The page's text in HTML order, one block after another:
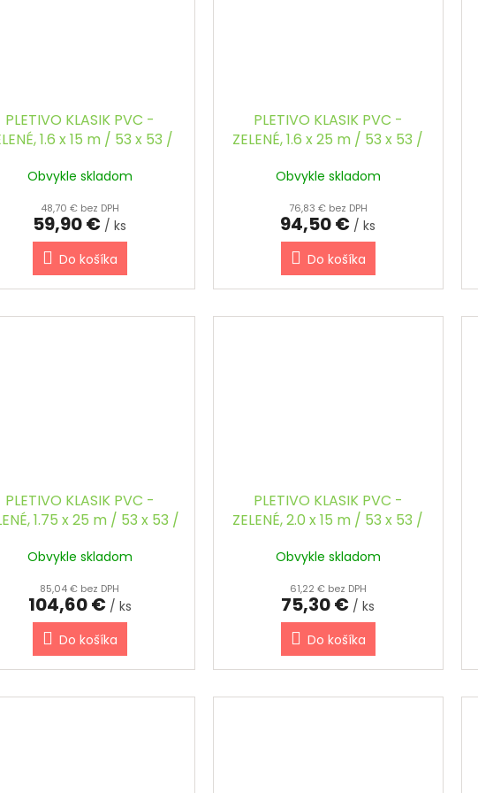
PLETIVO KLASIK PVC -
1.6 x 15 m / 53 x 53 /
Obvykle skladom
48,70 € bez DPH
59,90 € / ks
Do košíka
PLETIVO KLASIK PVC -
ZELENÉ, 1.6 x 25 m / 53 x 53 /
Obvykle skladom
76,83 € bez DPH
94,50 € / ks
Do košíka
PLETIVO KLASIK PVC -
1.75 x 25 m / 53 x 53 /
Obvykle skladom
85,04 € bez DPH
104,60 € / ks
Do košíka
PLETIVO KLASIK PVC -
ZELENÉ, 2.0 x 15 m / 53 x 53 /
Obvykle skladom
61,22 € bez DPH
75,30 € / ks
Do košíka